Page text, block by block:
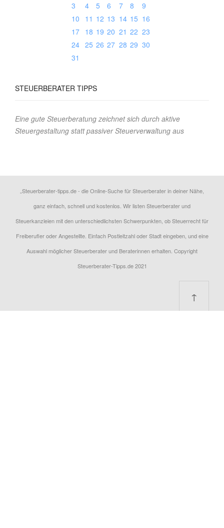
3 4 5 6 7 8
9
10
11 12 13 14 15 16
17
18 19 20 21 22 23
24 25 26 27 28 29 30
31
STEUERBERATER TIPPS
Eine gute Steuerberatung zeichnet sich durch aktive
Steuergestaltung statt passiver Steuerverwaltung aus
„Steuerberater-tipps.de - die Online-Suche für Steuerberater in deiner Nähe,
ganz einfach, schnell und kostenlos. Wir listen Steuerberater und
Steuerkanzleien mit den unterschiedlichsten Schwerpunkten, ob Steuerrecht für
Freiberufler oder Angestellte. Einfach Postleitzahl oder Stadt eingeben, und eine
Auswahl möglicher Steuerberater und Beraterinnen erhalten. Copyright
Steuerberater-Tipps.de 2021
↑